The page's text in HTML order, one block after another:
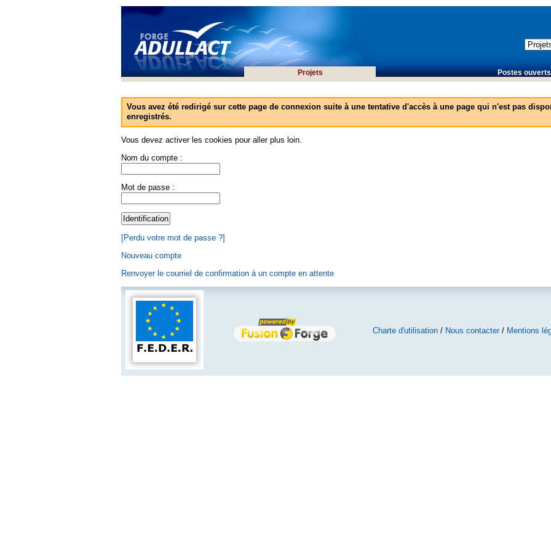
Projets Postes
Vous avez été redirigé sur cette page de connexion suite à une tentative d'accès à une page qui n'est pas
enregistrés.
Vous devez activer les cookies pour aller plus loin.
Nom du compte :
Mot de passe :
[Perdu votre mot de passe ?]
Nouveau compte
Renvoyer le courriel de confirmation à un compte en attente
Charte d'utilisation/ Nous contacter/ Mentions